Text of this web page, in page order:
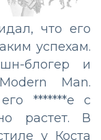
что его
успехам.
блогер и
Man.
*******е с
растет. В
у Коста